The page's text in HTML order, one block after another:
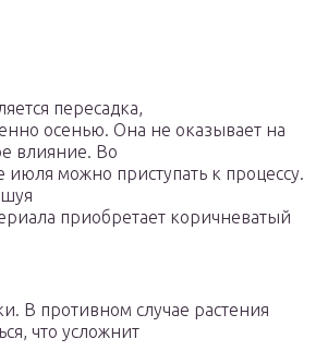
пересадка,
осенью. Она не оказывает на
влияние. Во
июля можно приступать к процессу.
приобретает коричневатый
В противном случае растения
что усложнит